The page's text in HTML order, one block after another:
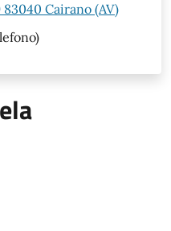
83040 Cairano (AV)